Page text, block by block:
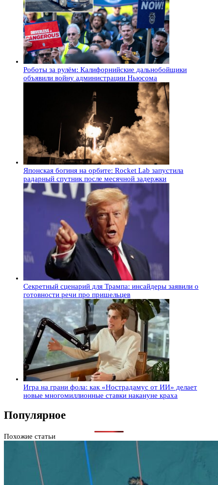
Роботы за рулём: Калифорнийские дальнобойщики
объявили войну администрации Ньюсома
Японская богиня на орбите: Rocket Lab запустила
радарный спутник после месячной задержки
Секретный сценарий для Трампа: инсайдеры заявили о
готовности речи про пришельцев
Игра на грани фола: как «Нострадамус от ИИ» делает
новые многомиллионные ставки накануне краха
Популярное
Похожие статьи